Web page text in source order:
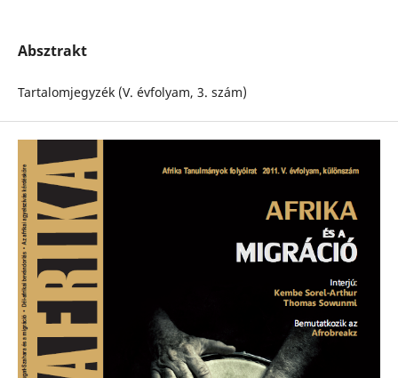
Absztrakt
Tartalomjegyzék (V. évfolyam, 3. szám)